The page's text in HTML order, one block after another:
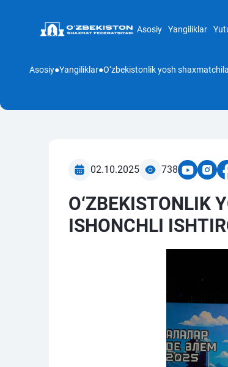
Asosiy Yangiliklar
Asosiy●Yangiliklar●
02.10.2025 738
O‘ZBEKISTONLIK
ISHONCHLI